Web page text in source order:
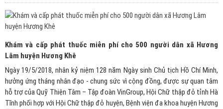
Khám và cấp phát thuốc miễn phí cho 500 người dân xã Hương
Lâm huyện Hương Khê
Ngày 19/5/2018, nhân kỷ niệm 128 năm Ngày sinh Chủ tịch Hồ Chí Minh,
hưởng ứng tháng nhân đạo - chung sức vì cộng đồng, được sự quan tâm
hỗ trợ của Quỹ Thiện Tâm – Tập đoàn VinGroup, Hội Chữ thập đỏ tỉnh Hà
Tĩnh phối hợp với Hội Chữ thập đỏ huyện, Bệnh viện đa khoa huyện Hương